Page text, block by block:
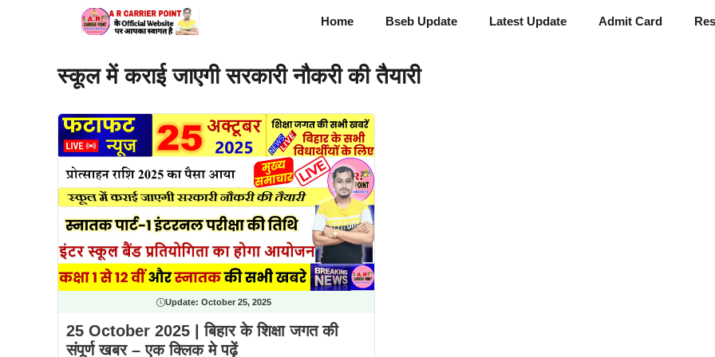
Home Bseb Update Latest Update Admit Card
स्कूल में कराई जाएगी सरकारी नौकरी की तैयारी
Update:October 25, 2025
25 October 2025 | बिहार के शिक्षा जगत की
संपूर्ण खबर – एक क्लिक मे पढ़ें